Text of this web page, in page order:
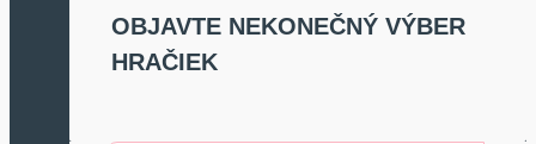
OBJAVTE NEKONEČNÝ VÝBER
HRAČIEK